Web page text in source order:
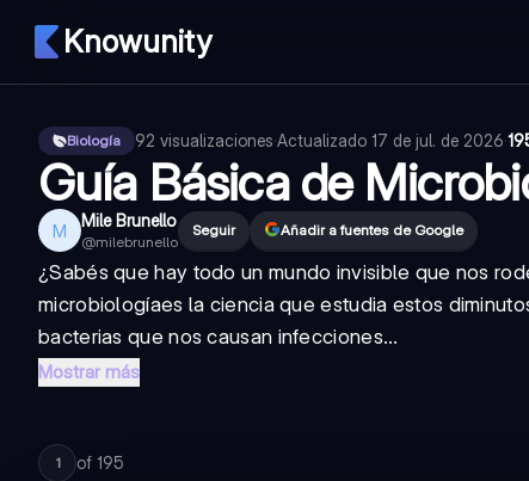
Knowunity
Biología 92 visualizaciones·Actualizado 17 de jul. de 2026·
Guía Básica de
M Mile Brunello
@milebrunello
Seguir Añadir a fuentes de Google
¿Sabés que hay todo un mundo invisible que nos
microbiologíaes la ciencia que estudia estos
bacterias que nos causan infecciones...
Mostrar más
1 of 195